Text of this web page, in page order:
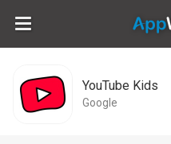
YouTube Kids
Google